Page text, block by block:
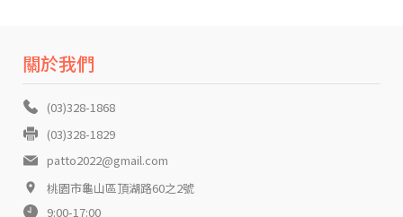
關於我們
(03)328-1868
(03)328-1829
patto2022@gmail.com
桃園市龜山區頂湖路60之2號
9:00-17:00